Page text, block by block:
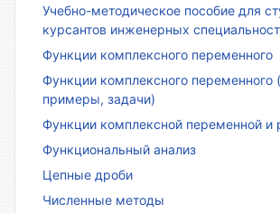
Учебно-методическое пособие для
курсантов инженерных
Функции комплексного переменного
Функции комплексного переменного
примеры, задачи)
Функции комплексной переменной и
Функциональный анализ
Цепные дроби
Численные методы